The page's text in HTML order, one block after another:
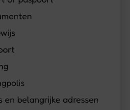
en belangrijke adressen